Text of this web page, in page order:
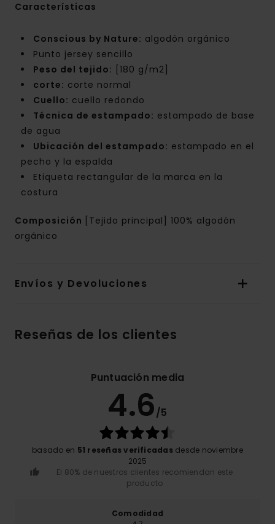
Características
Conscious by Nature: algodón orgánico
Punto jersey sencillo
Peso del tejido: [180 g/m2]
corte: corte normal
Cuello: cuello redondo
Técnica de estampado: estampado de base
de agua
Ubicación del estampado: estampado en el
pecho y la espalda
Etiqueta rectangular de la marca en la
costura
Composición
[Tejido principal] 100% algodón
orgánico
Envíos y Devoluciones
Reseñas de los clientes
Puntuación media
4.6/5
basado en 51 reseñas verificadas desde noviembre
2025
El 80% de nuestros clientes recomiendan este
producto
Comodidad